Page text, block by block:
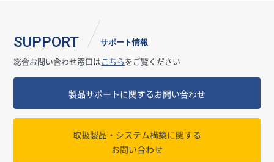
SUPPORT サポート情報
総合お問い合わせ窓口はこちらをご覧ください
製品サポートに関するお問い合わせ
取扱製品・システム構築に関する
お問い合わせ